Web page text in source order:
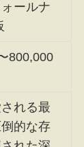
ールナ
800,000
れる最
的な存